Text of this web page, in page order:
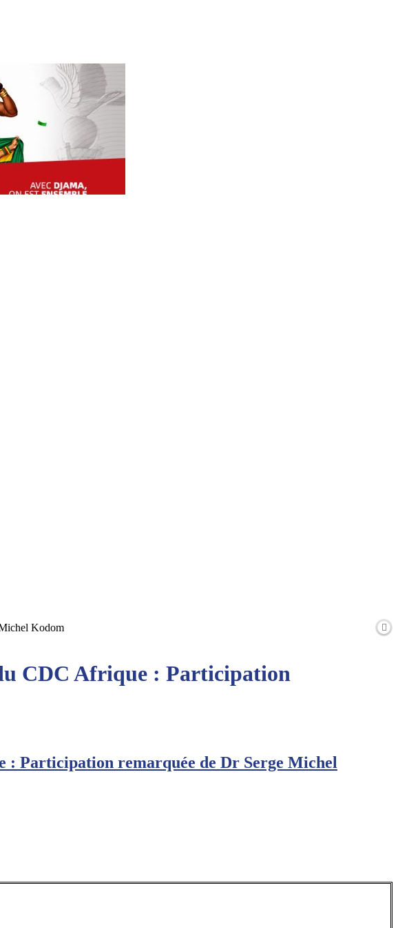
Kodom
CDC Afrique : Participation
: Participation remarquée de Dr Serge Michel